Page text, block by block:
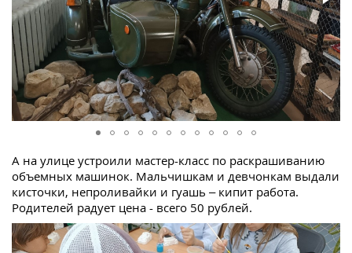
А на улице устроили мастер-класс по раскрашиванию
объемных машинок. Мальчишкам и девчонкам выдали
кисточки, непроливайки и гуашь – кипит работа.
Родителей радует цена - всего 50 рублей.